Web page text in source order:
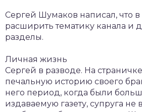
Сергей Шумаков написал, что в
расширить тематику канала и
разделы.
Личная жизнь
Сергей в разводе. На
печальную историю своего
него период, когда были
издаваемую газету, супруга не